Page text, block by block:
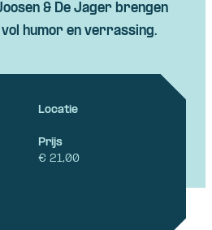
& De Jager brengen
humor en verrassing.
Locatie
Prijs
€ 21,00